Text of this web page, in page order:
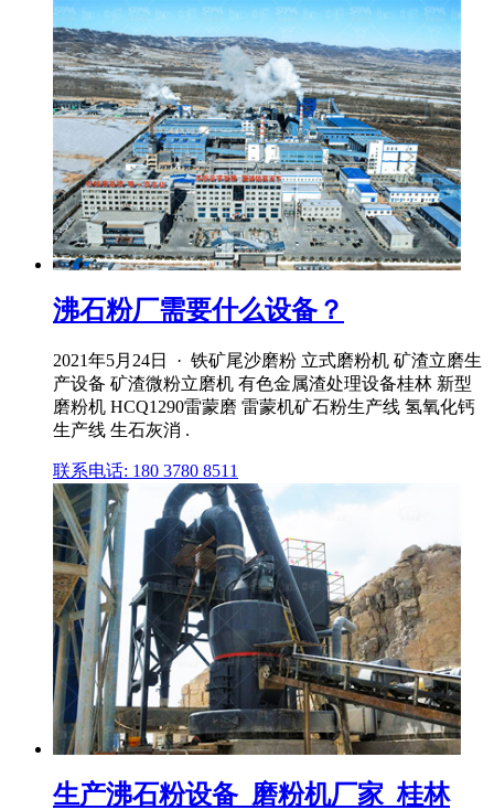
沸石粉厂需要什么设备？
2021年5月24日 · 铁矿尾沙磨粉 立式磨粉机 矿渣立磨生
产设备 矿渣微粉立磨机 有色金属渣处理设备桂林 新型
磨粉机 HCQ1290雷蒙磨 雷蒙机矿石粉生产线 氢氧化钙
生产线 生石灰消 .
联系电话: 180 3780 8511
生产沸石粉设备_磨粉机厂家_桂林